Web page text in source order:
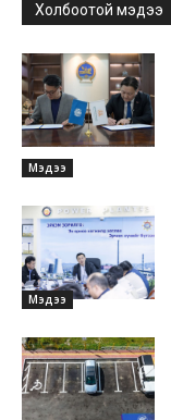
Холбоотой мэдээ
Мэдээ
Мэдээ